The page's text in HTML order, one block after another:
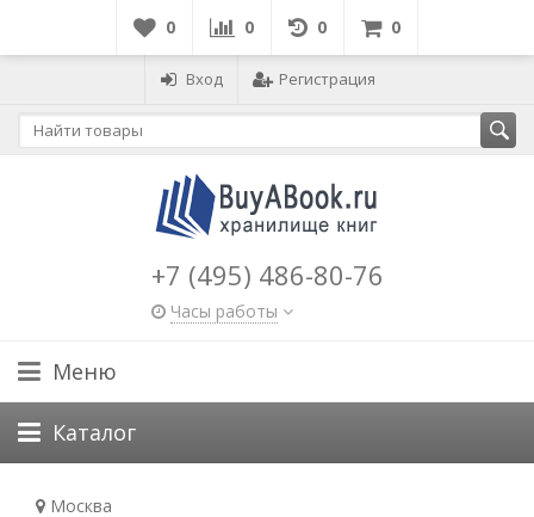
0 0 0 0
Вход Регистрация
+7 (495) 486-80-76
Часы работы
Меню
Каталог
Москва